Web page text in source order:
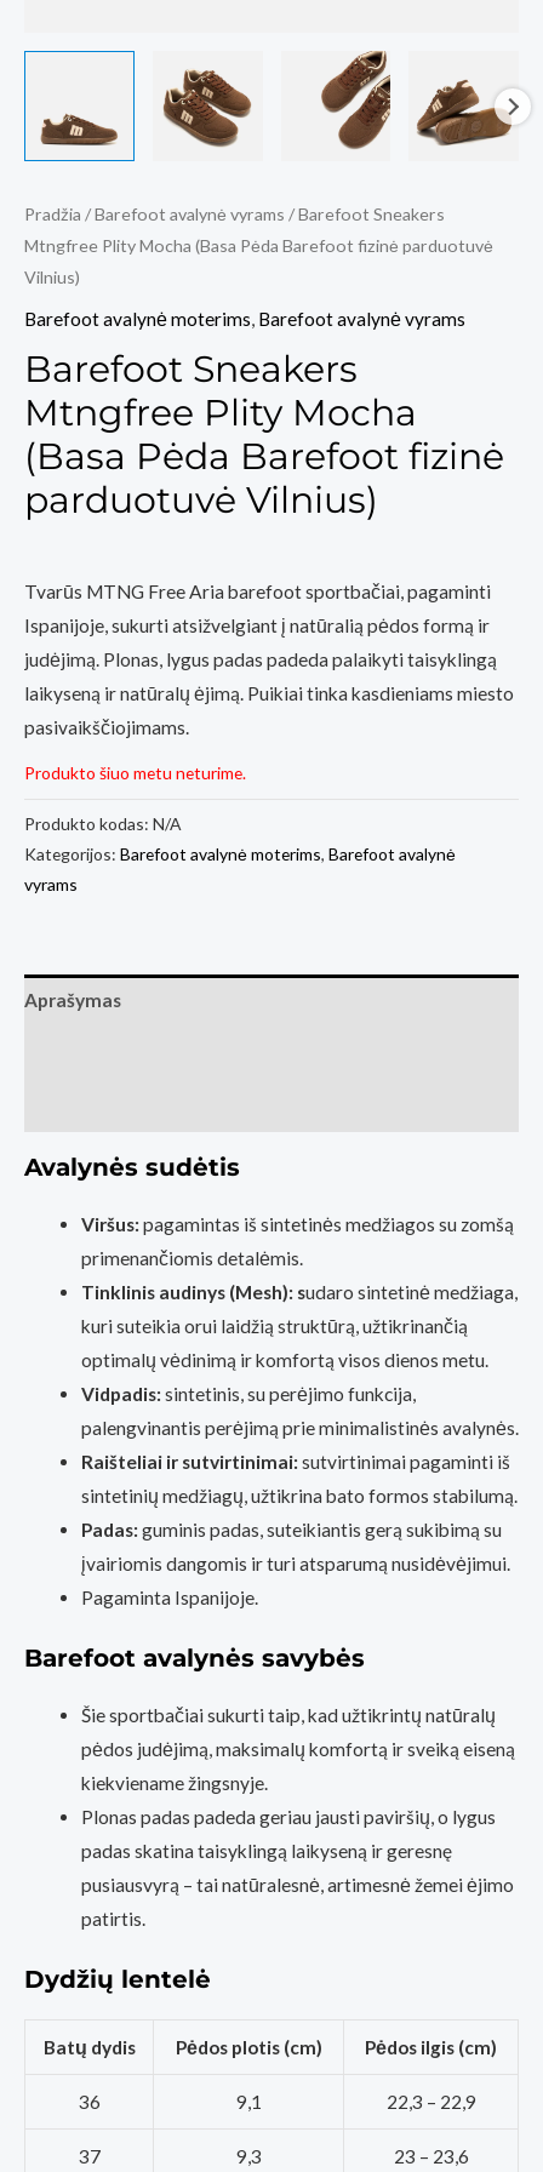
Pradžia /Barefoot avalynė vyrams / Barefoot Sneakers
Mtngfree Plity Mocha (Basa Pėda Barefoot fizinė parduotuvė
Vilnius)
Barefoot avalynė moterims, Barefoot avalynė vyrams
Barefoot Sneakers
Mtngfree Plity Mocha
(Basa Pėda Barefoot fizinė
parduotuvė Vilnius)
Tvarūs MTNG Free Aria barefoot sportbačiai, pagaminti
Ispanijoje, sukurti atsižvelgiant į natūralią pėdos formą ir
judėjimą. Plonas, lygus padas padeda palaikyti taisyklingą
laikyseną ir natūralų ėjimą. Puikiai tinka kasdieniams miesto
pasivaikščiojimams.
Produkto šiuo metu neturime.
Produkto kodas: N/A
Kategorijos: Barefoot avalynė moterims, Barefoot avalynė
vyrams
Aprašymas
Avalynės sudėtis
Viršus: pagamintas iš sintetinės medžiagos su zomšą
primenančiomis detalėmis.
Tinklinis audinys (Mesh): sudaro sintetinė medžiaga,
kuri suteikia orui laidžią struktūrą, užtikrinančią
optimalų vėdinimą ir komfortą visos dienos metu.
Vidpadis: sintetinis, su perėjimo funkcija,
palengvinantis perėjimą prie minimalistinės avalynės.
Raišteliai ir sutvirtinimai: sutvirtinimai pagaminti iš
sintetinių medžiagų, užtikrina bato formos stabilumą.
Padas: guminis padas, suteikiantis gerą sukibimą su
įvairiomis dangomis ir turi atsparumą nusidėvėjimui.
Pagaminta Ispanijoje.
Barefoot avalynės savybės
Šie sportbačiai sukurti taip, kad užtikrintų natūralų
pėdos judėjimą, maksimalų komfortą ir sveiką eiseną
kiekviename žingsnyje.
Plonas padas padeda geriau jausti paviršių, o lygus
padas skatina taisyklingą laikyseną ir geresnę
pusiausvyrą – tai natūralesnė, artimesnė žemei ėjimo
patirtis.
Dydžių lentelė
Batų dydis Pėdos plotis (cm) Pėdos ilgis (cm)
36 9,1 22,3 – 22,9
37 9,3 23 – 23,6